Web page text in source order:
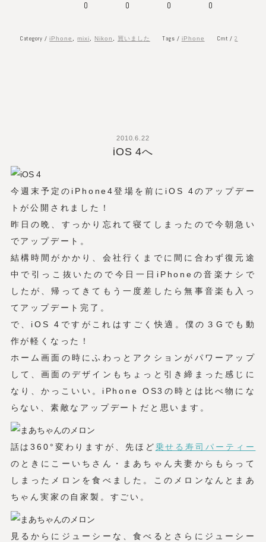
0 0 0 0
Category /iPhone ,mixi Nikon 買いました Tags / iPhone Cmt /2
2010.6.22
iOS 4へ
今週末予定のiPhone4登場を前にiOS 4のアップデー
トが公開されました！
昨日の晩、すっかり忘れて寝てしまったので今朝急い
でアップデート。
結構時間がかかり、会社行くまでに間に合わず復元途
中で引っこ抜いたので今日一日iPhoneの音楽ナシで
したが、帰ってきてもう一度差したら無事音楽も入っ
てアップデート完了。
で、iOS 4ですがこれはすごく快適。僕の３Gでも動
作が軽くなった！
ホーム画面の時にふわっとアクションがパワーアップ
して、画面のデザインもちょっと引き締まった感じに
なり、かっこいい。iPhone OS3の時とは比べ物にな
らない、素敵なアップデートだと思います。
話は360°変わりますが、先ほど乗せる寿司パーティー
のときにこーいちさん・まあちゃん夫妻からもらって
しまったメロンを食べました。このメロンなんとまあ
ちゃん実家の自家製。すごい。
見るからにジューシーな、食べるとさらにジューシー